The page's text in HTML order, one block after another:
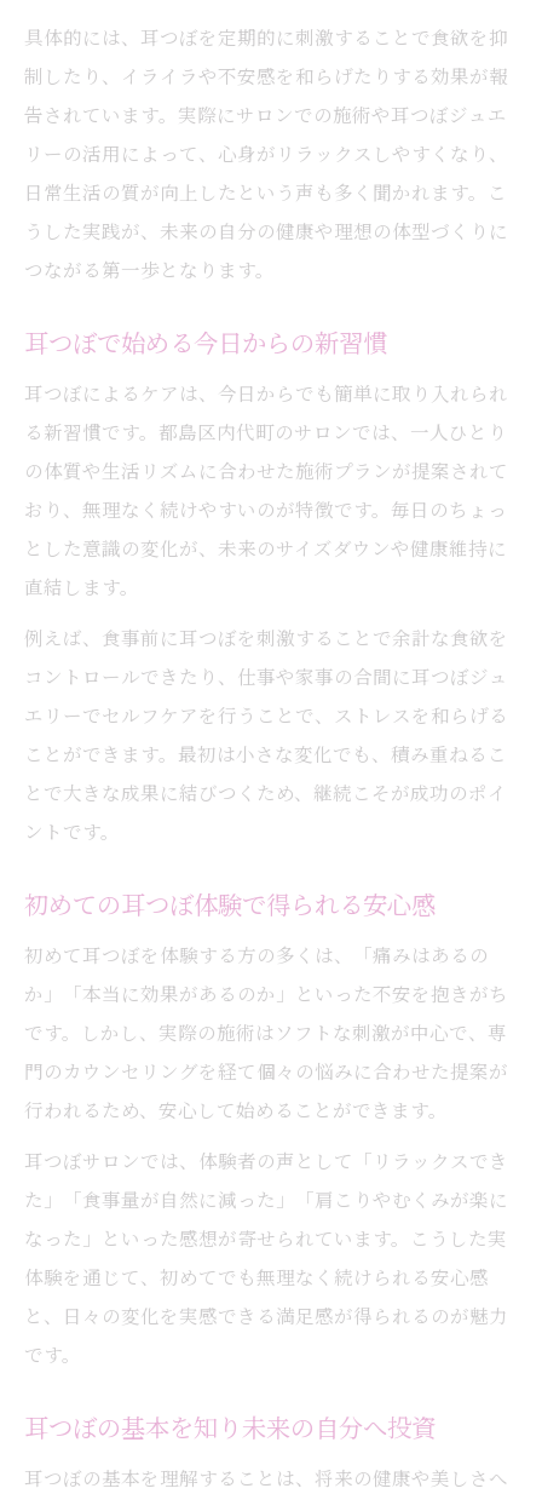
耳つぼ習慣がもたらす美容と健康の両立
ストレス対策に耳つぼを選ぶ理由
耳つぼで気になるストレスを和らげる
耳つぼ刺激が自律神経に働きかける仕組み
耳つぼでリラックス時間を増やす工夫
サイズダウンを目指すなら耳つぼ習慣を
耳つぼ習慣で続けやすい体型管理を実現
耳つぼでサイズダウンを叶える日々の工夫
耳つぼが導く無理なく痩せる生活のコツ
耳つぼの活用で理想のボディラインに近づ
今日の決断が理想の体型へ導く秘訣
耳つぼの今日の選択が未来を変える理由
耳つぼで自分への投資を始めるタイミング
具体的には、耳つぼを定期的に刺激することで食欲を抑
制したり、イライラや不安感を和らげたりする効果が報
告されています。実際にサロンでの施術や耳つぼジュエ
リーの活用によって、心身がリラックスしやすくなり、
日常生活の質が向上したという声も多く聞かれます。こ
うした実践が、未来の自分の健康や理想の体型づくりに
つながる第一歩となります。
耳つぼで始める今日からの新習慣
耳つぼによるケアは、今日からでも簡単に取り入れられ
る新習慣です。都島区内代町のサロンでは、一人ひとり
の体質や生活リズムに合わせた施術プランが提案されて
おり、無理なく続けやすいのが特徴です。毎日のちょっ
とした意識の変化が、未来のサイズダウンや健康維持に
直結します。
例えば、食事前に耳つぼを刺激することで余計な食欲を
コントロールできたり、仕事や家事の合間に耳つぼジュ
エリーでセルフケアを行うことで、ストレスを和らげる
ことができます。最初は小さな変化でも、積み重ねるこ
とで大きな成果に結びつくため、継続こそが成功のポイ
ントです。
初めての耳つぼ体験で得られる安心感
初めて耳つぼを体験する方の多くは、「痛みはあるの
か」「本当に効果があるのか」といった不安を抱きがち
です。しかし、実際の施術はソフトな刺激が中心で、専
門のカウンセリングを経て個々の悩みに合わせた提案が
行われるため、安心して始めることができます。
耳つぼサロンでは、体験者の声として「リラックスでき
た」「食事量が自然に減った」「肩こりやむくみが楽に
なった」といった感想が寄せられています。こうした実
体験を通じて、初めてでも無理なく続けられる安心感
と、日々の変化を実感できる満足感が得られるのが魅力
です。
耳つぼの基本を知り未来の自分へ投資
耳つぼの基本を理解することは、将来の健康や美しさへ